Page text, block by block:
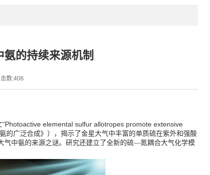
的持续来源机制
数:406
Photoactive elemental sulfur allotropes promote extensive
的广泛合成》），揭示了金星大气中丰富的单质硫在紫外和强酸
气中氨的来源之谜。研究还建立了全新的硫—氮耦合大气化学模